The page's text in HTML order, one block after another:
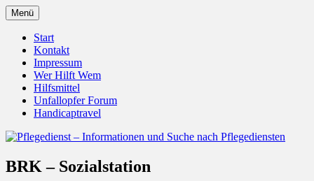
Zum
Inhalt
springen
Pflegedienst – Informationen
und Suche nach Pflegediensten
Unfallopfer – Hilfswerk
Menü
Start
Kontakt
Impressum
Wer Hilft Wem
Hilfsmittel
Unfallopfer Forum
Handicaptravel
BRK – Sozialstation